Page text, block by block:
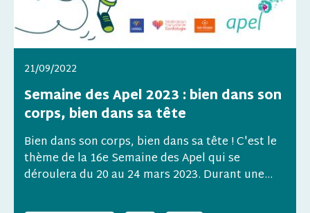
21/09/2022
Semaine des Apel 2023 : bien dans son
corps, bien dans sa tête
Bien dans son corps, bien dans sa tête ! C'est le
thème de la 16e Semaine des Apel qui se
déroulera du 20 au 24 mars 2023. Durant une...